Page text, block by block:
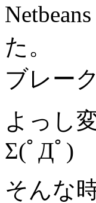
た。
ブレー
よっし
Σ(ﾟДﾟ)
そんな